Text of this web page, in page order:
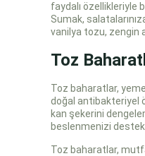
faydalı özellikleriyle
Sumak,
vanilya tozu, zengin
Toz
Toz baharatlar,
doğal antibakteriyel
kan şekerini
beslenmenizi
Toz baharatlar,